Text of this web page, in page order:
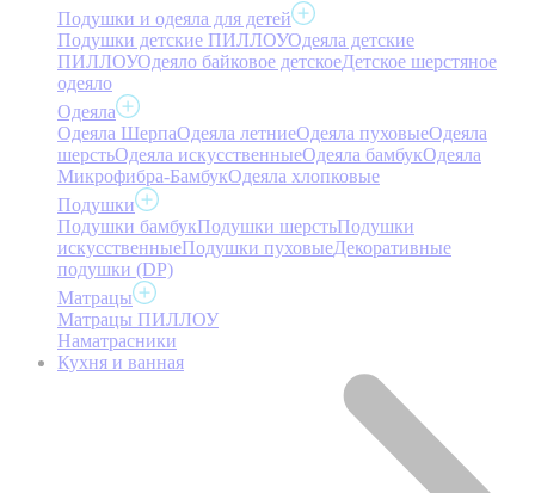
Подушки и одеяла для детей
Подушки детские ПИЛЛОУОдеяла детские
ПИЛЛОУОдеяло байковое детскоеДетское шерстяное
одеяло
Одеяла
Одеяла ШерпаОдеяла летниеОдеяла пуховыеОдеяла
шерстьОдеяла искусственныеОдеяла бамбукОдеяла
Микрофибра-БамбукОдеяла хлопковые
Подушки
Подушки бамбукПодушки шерстьПодушки
искусственныеПодушки пуховыеДекоративные
подушки (DP)
Матрацы
Матрацы ПИЛЛОУ
Наматрасники
Кухня и ванная